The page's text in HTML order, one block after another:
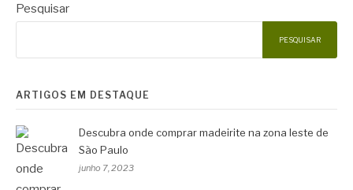
Pesquisar
PESQUISAR
ARTIGOS EM DESTAQUE
Descubra onde comprar madeirite na zona leste de
São Paulo
junho 7, 2023